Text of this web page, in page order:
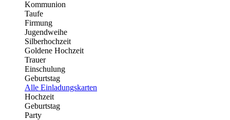
Kommunion
Taufe
Firmung
Jugendweihe
Silberhochzeit
Goldene Hochzeit
Trauer
Einschulung
Geburtstag
Alle Einladungskarten
Hochzeit
Geburtstag
Party